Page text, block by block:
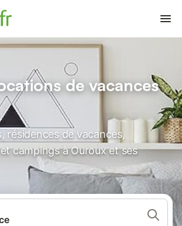
de vacances
résidences de vacances,
campings à Ouroux et ses